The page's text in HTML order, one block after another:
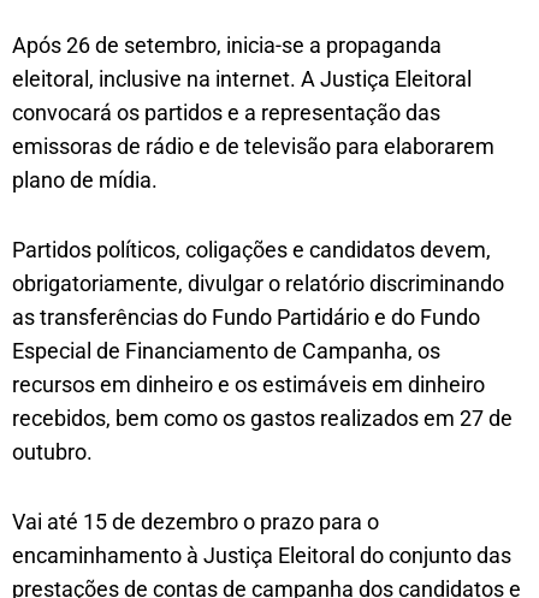
Após 26 de setembro, inicia-se a propaganda
eleitoral, inclusive na internet. A Justiça Eleitoral
convocará os partidos e a representação das
emissoras de rádio e de televisão para elaborarem
plano de mídia.
Partidos políticos, coligações e candidatos devem,
obrigatoriamente, divulgar o relatório discriminando
as transferências do Fundo Partidário e do Fundo
Especial de Financiamento de Campanha, os
recursos em dinheiro e os estimáveis em dinheiro
recebidos, bem como os gastos realizados em 27 de
outubro.
Vai até 15 de dezembro o prazo para o
encaminhamento à Justiça Eleitoral do conjunto das
prestações de contas de campanha dos candidatos e